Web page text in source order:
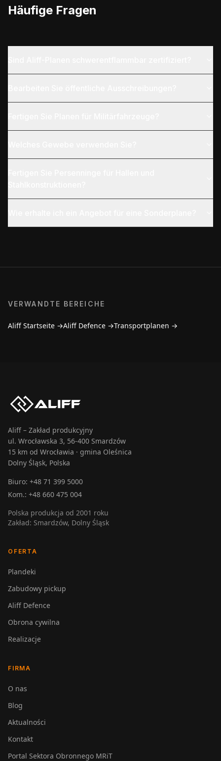
Häufige Fragen
VERWANDTE BEREICHE
Aliff Startseite →Aliff Defence →Transportplanen →
Aliff – Zakład produkcyjny
ul. Wrocławska 3, 56-400 Smardzów
15 km od Wrocławia · gmina Oleśnica
Dolny Śląsk, Polska
Biuro: +48 71 399 5000
Kom.: +48 660 475 004
Polska produkcja od 2001 roku
Zakład: Smardzów, Dolny Śląsk
OFERTA
Plandeki
Zabudowy pickup
Aliff Defence
Obrona cywilna
Realizacje
FIRMA
O nas
Blog
Aktualności
Kontakt
Portal Sektora Obronnego MRiT